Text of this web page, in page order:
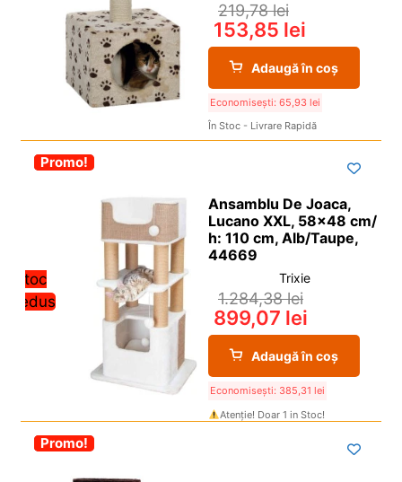
219,78lei
153,85 lei
Adaugă în coș
Economisești: 65,93 lei
În Stoc - Livrare Rapidă
Stoc
redus
-30%
Promo!
Ansamblu De Joaca,
Lucano XXL, 58×48 cm/
h: 110 cm, Alb/Taupe,
44669
Trixie
1.284,38lei
899,07 lei
Adaugă în coș
Economisești: 385,31 lei
Atenție! Doar 1 in Stoc!
-30%
Promo!